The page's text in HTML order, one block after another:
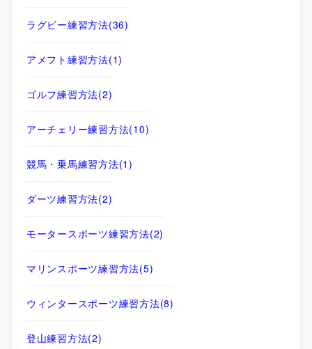
ラグビー練習方法(36)
アメフト練習方法(1)
ゴルフ練習方法(2)
アーチェリー練習方法(10)
競馬・乗馬練習方法(1)
ダーツ練習方法(2)
モータースポーツ練習方法(2)
マリンスポーツ練習方法(5)
ウィンタースポーツ練習方法(8)
登山練習方法(2)